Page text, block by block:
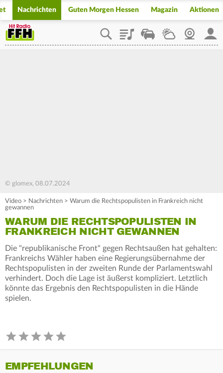
Nachrichten Guten Morgen Hessen Magazin Aktionen
PlaylistStaupilotWetterWebcam
© glomex, 08.07.2024
Video > Nachrichten > Warum die Rechtspopulisten in Frankreich nicht
gewannen
WARUM DIE RECHTSPOPULISTEN IN
FRANKREICH NICHT GEWANNEN
Die "republikanische Front" gegen Rechtsaußen hat gehalten:
Frankreichs Wähler haben eine Regierungsübernahme der
Rechtspopulisten in der zweiten Runde der Parlamentswahl
verhindert. Doch die Lage ist äußerst kompliziert. Letztlich
könnte das Ergebnis den Rechtspopulisten in die Hände
spielen.
EMPFEHLUNGEN